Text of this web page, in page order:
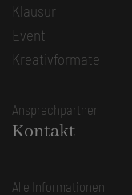
Klausur
Event
Kreativformate
Ansprechpartner
Kontakt
Alle Informationen